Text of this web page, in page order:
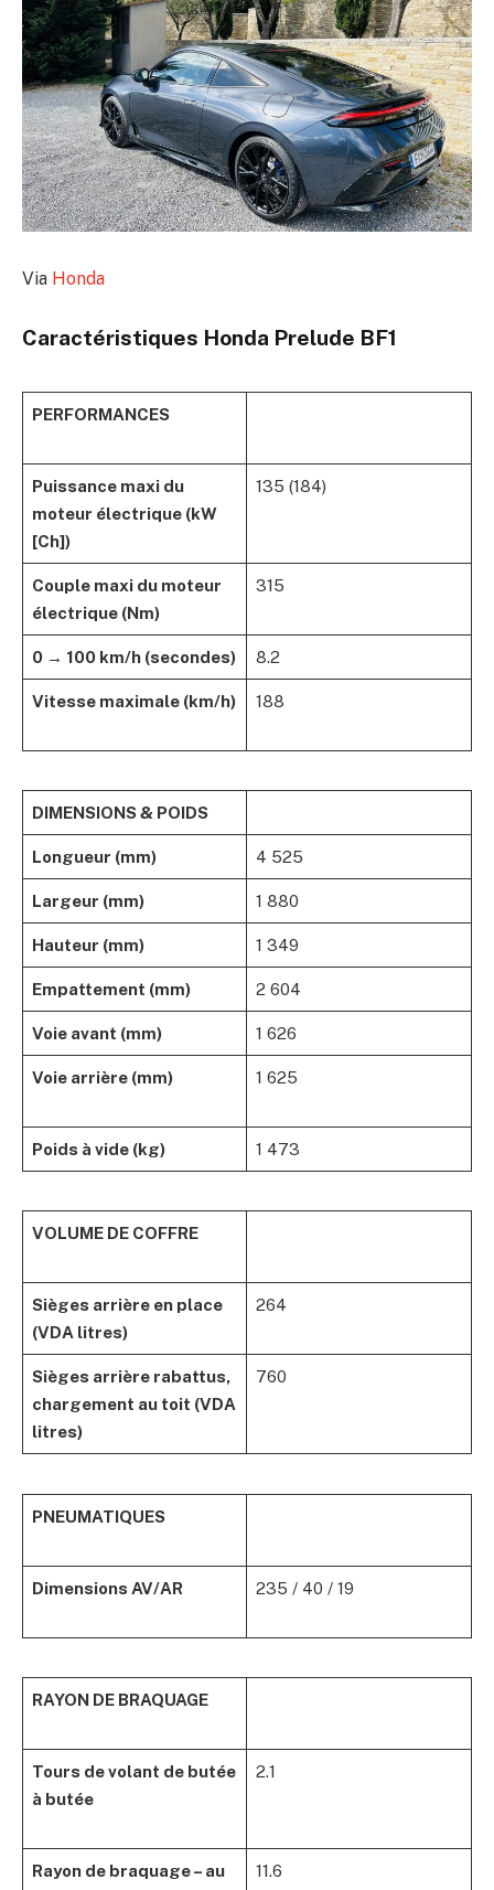
Via Honda
Caractéristiques Honda Prelude BF1
PERFORMANCES
Puissance maxi du
moteur électrique (kW
[Ch])
135 (184)
Couple maxi du moteur
électrique (Nm)
315
0 → 100 km/h (secondes) 8.2
Vitesse maximale (km/h) 188
DIMENSIONS & POIDS
Longueur (mm) 4 525
Largeur (mm) 1 880
Hauteur (mm) 1 349
Empattement (mm) 2 604
Voie avant (mm) 1 626
Voie arrière (mm) 1 625
Poids à vide (kg) 1 473
VOLUME DE COFFRE
Sièges arrière en place
(VDA litres)
264
Sièges arrière rabattus,
chargement au toit (VDA
litres)
760
PNEUMATIQUES
Dimensions AV/AR 235 / 40 / 19
RAYON DE BRAQUAGE
Tours de volant de butée
à butée
2.1
Rayon de braquage – au
11.6